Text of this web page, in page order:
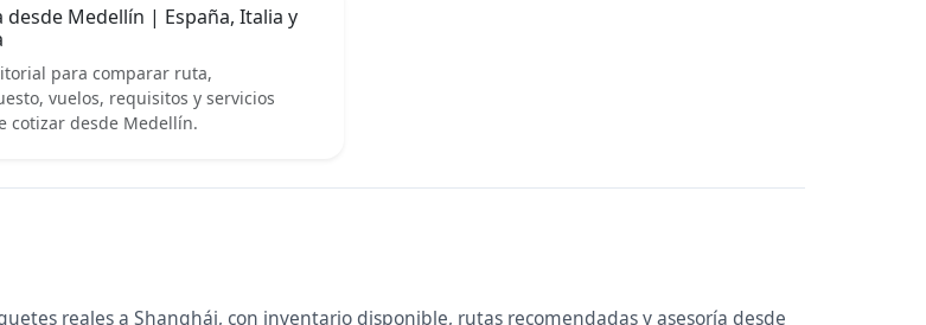
desde Medellín | España, Italia y
para comparar ruta,
vuelos, requisitos y servicios
cotizar desde Medellín.
reales a Shanghái, con inventario disponible, rutas recomendadas y asesoría desde